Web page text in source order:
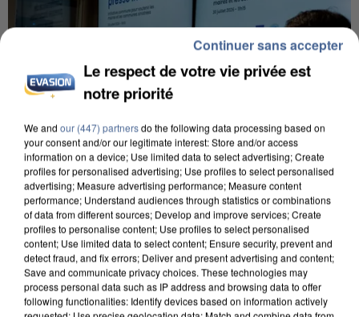
INCENDIES : L’ÎLE-DE-FRANCE LANCE UN ÉLAN
DE SOLIDARITÉ AVEC LES...
Le respect de votre vie privée est
notre priorité
We and our (447) partnersdo the following data processing based on
your consent and/or our legitimate interest: Store and/or access
information on a device; Use limited data to select advertising; Create
profiles for personalised advertising; Use profiles to select personalised
advertising; Measure advertising performance; Measure content
performance; Understand audiences through statistics or combinations
of data from different sources; Develop and improve services; Create
profiles to personalise content; Use profiles to select personalised
content; Use limited data to select content; Ensure security, prevent and
detect fraud, and fix errors; Deliver and present advertising and content;
Save and communicate privacy choices. These technologies may
process personal data such as IP address and browsing data to offer
following functionalities: Identify devices based on information actively
Continuer sans accepter